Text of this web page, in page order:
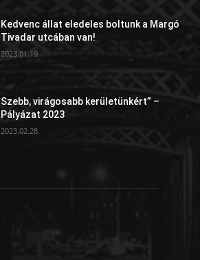
Kedvenc állat eledeles boltunk a Margó
Tivadar utcában van!
2023.01.19.
Szebb, virágosabb kerületünkért” –
Pályázat 2023
2023.02.28.